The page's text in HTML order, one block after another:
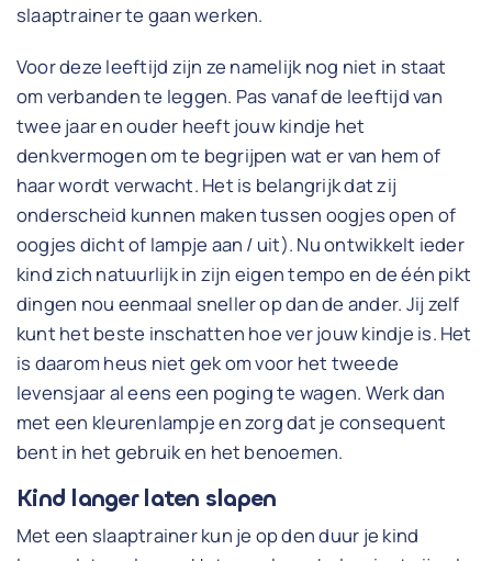
slaaptrainer te gaan werken.
Voor deze leeftijd zijn ze namelijk nog niet in staat
om verbanden te leggen. Pas vanaf de leeftijd van
twee jaar en ouder heeft jouw kindje het
denkvermogen om te begrijpen wat er van hem of
haar wordt verwacht. Het is belangrijk dat zij
onderscheid kunnen maken tussen oogjes open of
oogjes dicht of lampje aan / uit). Nu ontwikkelt ieder
kind zich natuurlijk in zijn eigen tempo en de één pikt
dingen nou eenmaal sneller op dan de ander. Jij zelf
kunt het beste inschatten hoe ver jouw kindje is. Het
is daarom heus niet gek om voor het tweede
levensjaar al eens een poging te wagen. Werk dan
met een kleurenlampje en zorg dat je consequent
bent in het gebruik en het benoemen.
Kind langer laten slapen
Met een slaaptrainer kun je op den duur je kind